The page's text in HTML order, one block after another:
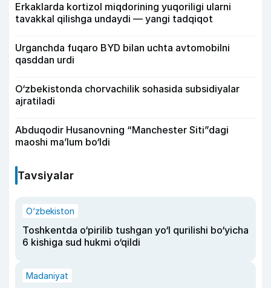
Erkaklarda kortizol miqdorining yuqoriligi ularni
tavakkal qilishga undaydi — yangi tadqiqot
Urganchda fuqaro BYD bilan uchta avtomobilni
qasddan urdi
O‘zbekistonda chorvachilik sohasida subsidiyalar
ajratiladi
Abduqodir Husanovning “Manchester Siti”dagi
maoshi ma’lum bo‘ldi
Tavsiyalar
O‘zbekiston
Toshkentda o‘pirilib tushgan yo‘l qurilishi bo‘yicha
6 kishiga sud hukmi o‘qildi
Madaniyat